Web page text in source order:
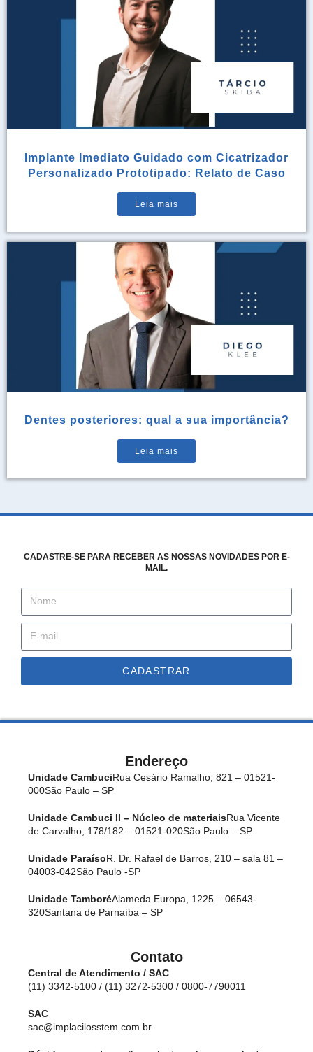
Implante Imediato Guidado com Cicatrizador
Personalizado Prototipado: Relato de Caso
Leia mais
Dentes posteriores: qual a sua importância?
Leia mais
CADASTRE-SE PARA RECEBER AS NOSSAS NOVIDADES POR E-
MAIL.
CADASTRAR
Endereço
Unidade CambuciRua Cesário Ramalho, 821 – 01521-
000São Paulo – SP
Unidade Cambuci II – Núcleo de materiaisRua Vicente
de Carvalho, 178/182 – 01521-020São Paulo – SP
Unidade ParaísoR. Dr. Rafael de Barros, 210 – sala 81 –
04003-042São Paulo -SP
Unidade TamboréAlameda Europa, 1225 – 06543-
320Santana de Parnaíba – SP
Contato
Central de Atendimento / SAC
(11) 3342-5100 / (11) 3272-5300 / 0800-7790011
SAC
sac@implacilosstem.com.br